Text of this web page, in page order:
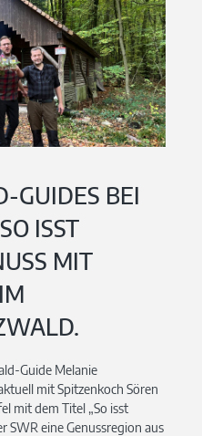
GUIDES BEI
ISST
MIT
Guide Melanie
mit Spitzenkoch Sören
mit dem Titel „So isst
SWR eine Genussregion aus